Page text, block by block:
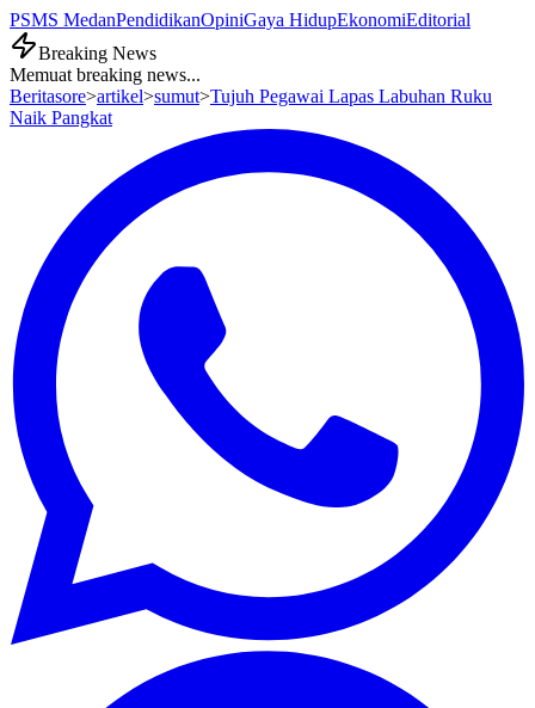
PSMS MedanPendidikanOpiniGaya HidupEkonomiEditorial
Breaking News
Memuat breaking news...
Beritasore>artikel>sumut>Tujuh Pegawai Lapas Labuhan Ruku
Naik Pangkat